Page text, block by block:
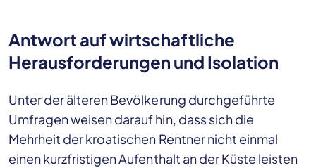
Antwort auf wirtschaftliche
Herausforderungen und Isolation
Unter der älteren Bevölkerung durchgeführte
Umfragen weisen darauf hin, dass sich die
Mehrheit der kroatischen Rentner nicht einmal
einen kurzfristigen Aufenthalt an der Küste leisten